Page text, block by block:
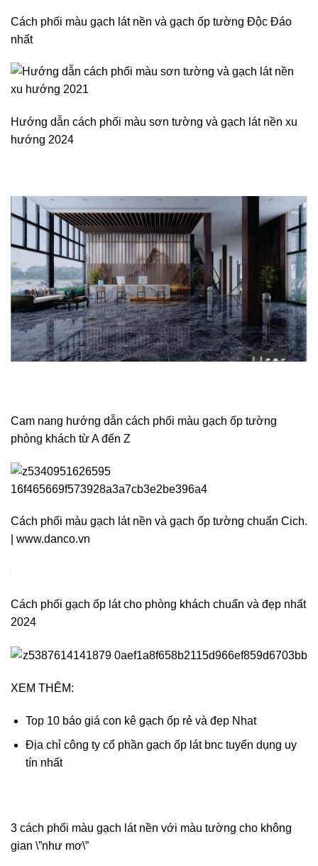
Cách phối màu gạch lát nền và gạch ốp tường Độc Đáo
nhất
Hướng dẫn cách phối màu sơn tường và gạch lát nền xu
hướng 2024
Cam nang hướng dẫn cách phối màu gạch ốp tường
phòng khách từ A đến Z
Cách phối màu gạch lát nền và gạch ốp tường chuẩn Cich.
| www.danco.vn
Cách phối gạch ốp lát cho phòng khách chuẩn và đẹp nhất
2024
XEM THÊM:
Top 10 báo giá con kê gạch ốp rẻ và đẹp Nhat
Địa chỉ công ty cổ phần gạch ốp lát bnc tuyển dụng uy
tín nhất
3 cách phối màu gạch lát nền với màu tường cho không
gian \”như mơ\”